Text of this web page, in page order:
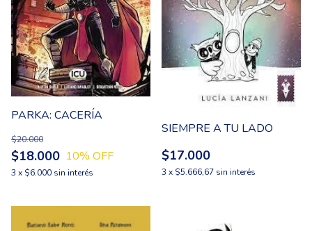
PARKA: CACERÍA
$18.000
$20.000
10% OFF
3 x $6.000 sin interés
SIEMPRE A TU LADO
$17.000
3 x $5.666,67 sin interés